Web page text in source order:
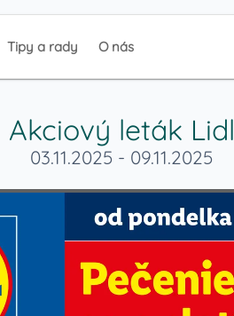
Tipy a rady O nás
Akciový leták Lidl
03.11.2025 - 09.11.2025